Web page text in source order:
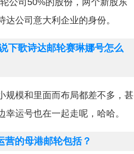
公司50%的股份，两个新股东
公司意大利企业的身份。
下歌诗达邮轮赛琳娜号怎么
规模和里面而布局都差不多，甚
运号也在一起走呢，哈哈。
的母港邮轮包括？